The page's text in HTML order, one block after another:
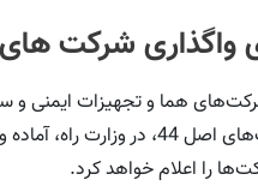
واگذاری شرکت
هما و تجهیزات ایمنی و
شرکت‌های تابعه مشمول سیاست‌های
را اعلام خواهد کرد.